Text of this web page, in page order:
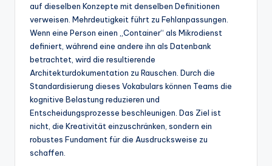
In
d
tr
U
p
auf dieselben Konzepte mit denselben Definitionen
verweisen. Mehrdeutigkeit führt zu Fehlanpassungen.
Wenn eine Person einen „Container“ als Mikrodienst
definiert, während eine andere ihn als Datenbank
betrachtet, wird die resultierende
Architekturdokumentation zu Rauschen. Durch die
Standardisierung dieses Vokabulars können Teams die
kognitive Belastung reduzieren und
Entscheidungsprozesse beschleunigen. Das Ziel ist
nicht, die Kreativität einzuschränken, sondern ein
robustes Fundament für die Ausdrucksweise zu
schaffen.